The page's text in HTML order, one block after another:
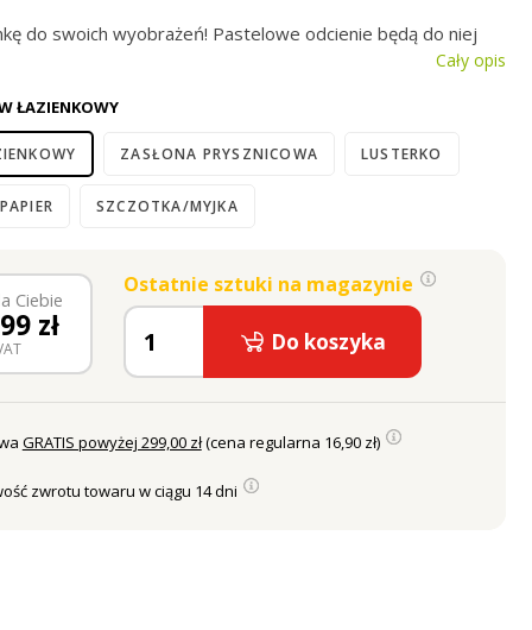
do swoich wyobrażeń! Pastelowe odcienie będą do niej
Cały opis
ŁAZIENKOWY
ZASŁONA PRYSZNICOWA LUSTERKO
SZCZOTKA/MYJKA
Ciebie
zł
Ostatnie sztuki na magazynie
Do koszyka
GRATIS powyżej 299,00 zł(cena regularna 16,90 zł)
zwrotu towaru w ciągu 14 dni